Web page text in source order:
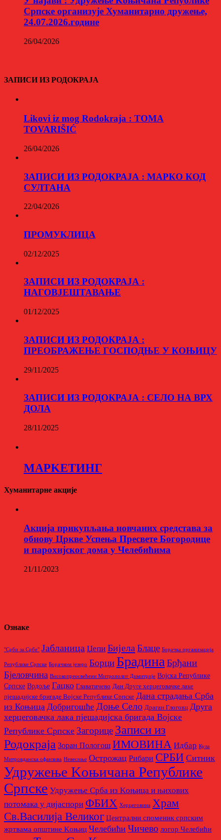
Српске организује Хуманитарно дружење,
24.07.2026.године
26/04/2026
ЗАПИСИ ИЗ РОДОКРАЈА
Likovi iz mog Rodokraja : TOMA
TOVARIŠIĆ
26/04/2026
ЗАПИСИ ИЗ РОДОКРАЈА : МАРКО КОД
СУЛТАНА
22/04/2026
ПРОМУКЛИЦА
02/12/2025
ЗАПИСИ ИЗ РОДОКРАЈА :
НАГОВЈЕШТАВАЊЕ
01/12/2025
ЗАПИСИ ИЗ РОДОКРАЈА :
ПРЕОБРАЖЕЊЕ ГОСПОДЊЕ У КОЊИЦУ
29/11/2025
ЗАПИСИ ИЗ РОДОКРАЈА : СЕЛО НА ВРХ
ДОЛА
28/11/2025
МАРKЕТИНГ
Хуманитарне акције
Aкција прикупљања новчаних средстава за
обнову Цркве Успења Пресвете Богородице
и парохијског дома у Челебићима
21/11/2023
Ознаке
"Срби за Србе" Јабланица Џепи Бијела Блаце Борачкa организацијa
Републике Српске Борачком језеро БорциБрадинаБрђани
Бјеловчина Високопреосвећени Митрополит Димитрије Војска Републике
Српске Врдоље Гацко Главатичево Дан Друге херцеговачке лаке
пјешадијске бригаде Војске Републике Српске Дана страдања Срба
из Коњица Добригошће Доње Село Драган Глоговц Друга
херцеговачка лака пјешадијска бригада Војске
Републике Српске Загорице Записи из
Родoкраја Зоран Пологош ИМОВИНА Идбар Кула
Митровданска офанзива Невесињe Острожац Рибари СРБИ Ситник
Удружење Kоњичана Републике
Српске Удружење Срба из Kоњица и њихових
потомака у дијаспори ФБИХ Херцеговина Храм
Св.Василија Великог Централни споменик српским
жртвама општине Kоњиц Челебићи Чичево логор Челебићи